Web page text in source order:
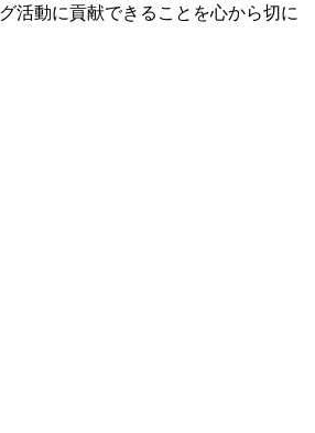
活動に貢献できることを心から切に